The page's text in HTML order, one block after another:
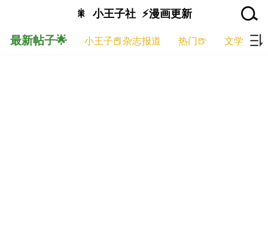
🎇 小王子社 ⚡漫画更新
最新帖子🌟 小王子📕杂志报道 热门🍺 文学